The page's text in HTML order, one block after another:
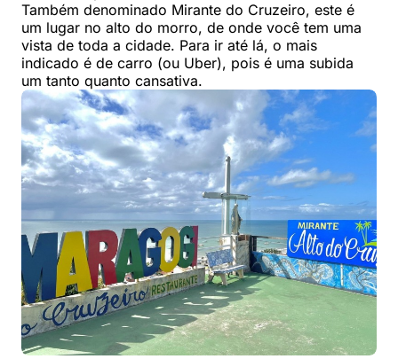
Também denominado Mirante do Cruzeiro, este é
um lugar no alto do morro, de onde você tem uma
vista de toda a cidade. Para ir até lá, o mais
indicado é de carro (ou Uber), pois é uma subida
um tanto quanto cansativa.